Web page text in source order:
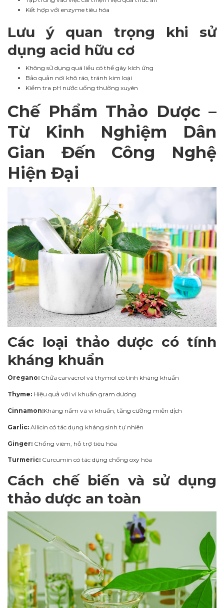
Kết hợp với enzyme tiêu hóa
Lưu ý quan trọng khi sử
dụng acid hữu cơ
Không sử dụng quá liều có thể gây kích ứng
Bảo quản nơi khô ráo, tránh kim loại
Kiểm tra pH nước uống thường xuyên
Chế Phẩm Thảo Dược –
Từ Kinh Nghiệm Dân
Gian Đến Công Nghệ
Hiện Đại
Các loại thảo dược có tính
kháng khuẩn
Oregano: Chứa carvacrol và thymol có tính kháng khuẩn
Thyme: Hiệu quả với vi khuẩn gram dương
Cinnamon:Kháng nấm và vi khuẩn, tăng cường miễn dịch
Garlic: Allicin có tác dụng kháng sinh tự nhiên
Ginger: Chống viêm, hỗ trợ tiêu hóa
Turmeric: Curcumin có tác dụng chống oxy hóa
Cách chế biến và sử dụng
thảo dược an toàn